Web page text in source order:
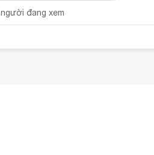
người đang xem